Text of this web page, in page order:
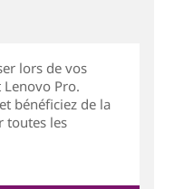
lors de vos
Lenovo Pro.
bénéficiez de la
toutes les